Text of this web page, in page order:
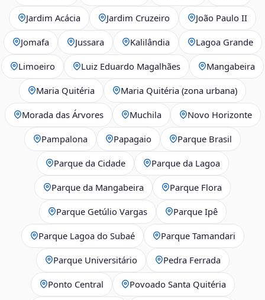
Jardim Acácia Jardim Cruzeiro João Paulo II
Jomafa Jussara Kalilândia Lagoa Grande
Limoeiro Luiz Eduardo Magalhães Mangabeira
Maria Quitéria Maria Quitéria (zona urbana)
Morada das Árvores Muchila Novo Horizonte
Pampalona Papagaio Parque Brasil
Parque da Cidade Parque da Lagoa
Parque da Mangabeira Parque Flora
Parque Getúlio Vargas Parque Ipê
Parque Lagoa do Subaé Parque Tamandari
Parque Universitário Pedra Ferrada
Ponto Central Povoado Santa Quitéria